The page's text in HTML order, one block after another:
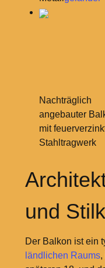
Nachträglich
angebauter
mit
Stahltragwerk
und
Der Balkon ist ein
ländlichen Raums,